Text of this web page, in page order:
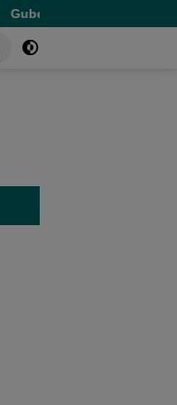
Revitalisasi SMAN 5